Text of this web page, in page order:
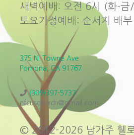
새벽예배: 오전 6시 (화-
토요가정예배: 순서지 배부
375 N. Towne Ave.
Pomona, CA 91767
(909)397-5737
nfcuschurch@gmail.com
© 2012-2026 남가주 휄